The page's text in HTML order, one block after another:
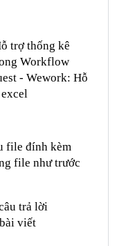
trợ thống kê
Workflow
- Wework: Hỗ
file đính kèm
file như trước
trả lời
viết